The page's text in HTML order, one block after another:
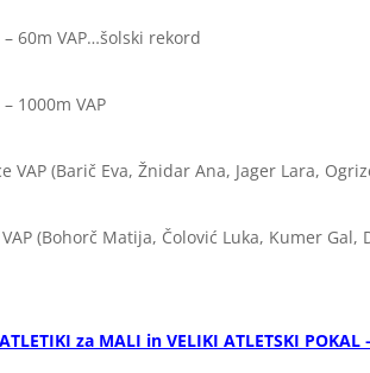
60m VAP…šolski rekord
1000m VAP
VAP (Barič Eva, Žnidar Ana, Jager Lara,
(Bohorč Matija, Čolović Luka, Kumer Gal,
za MALI in VELIKI ATLETSKI POKAL